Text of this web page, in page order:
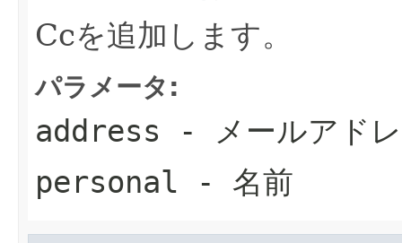
Ccを追加します。
パラメータ:
address - メールアド
personal - 名前